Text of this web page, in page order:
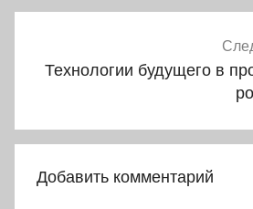
Технологии будущего в
Добавить комментарий